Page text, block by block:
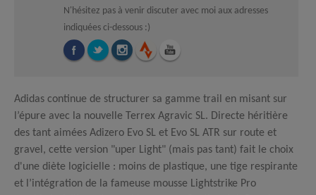
N'hésitez pas à venir discuter avec moi aux adresses
indiquées ci-dessous :)
Adidas continue de structurer sa gamme trail en misant sur
l’épure avec la nouvelle Terrex Agravic SL. Directe héritière
des tant aimées Adizero Evo SL et Evo SL ATR sur route et
gravel, cette version "uper Light" (mais pas tant) fait le choix
d'une diète logicielle : moins de plastique, une tige respirante
et l’intégration de la fameuse mousse Lightstrike Pro